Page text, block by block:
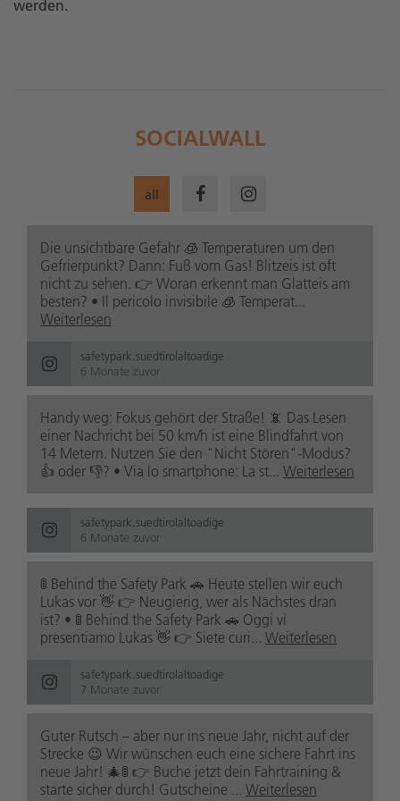
werden.
SOCIALWALL
all
Die unsichtbare Gefahr 🧊 Temperaturen um den
Gefrierpunkt? Dann: Fuß vom Gas! Blitzeis ist oft
nicht zu sehen. 👉 Woran erkennt man Glatteis am
besten? • Il pericolo invisibile 🧊 Temperat...
Weiterlesen
safetypark.suedtirolaltoadige
6 Monate zuvor
Handy weg: Fokus gehört der Straße! 📵 Das Lesen
einer Nachricht bei 50 km/h ist eine Blindfahrt von
14 Metern. Nutzen Sie den "Nicht Stören"-Modus?
👍 oder 👎? • Via lo smartphone: La st... Weiterlesen
safetypark.suedtirolaltoadige
6 Monate zuvor
🚦 Behind the Safety Park 🚗 Heute stellen wir euch
Lukas vor 👋 👉 Neugierig, wer als Nächstes dran
ist? • 🚦 Behind the Safety Park 🚗 Oggi vi
presentiamo Lukas 👋 👉 Siete curi... Weiterlesen
safetypark.suedtirolaltoadige
7 Monate zuvor
Guter Rutsch – aber nur ins neue Jahr, nicht auf der
Strecke 😉 Wir wünschen euch eine sichere Fahrt ins
neue Jahr! 🎄🚦 👉 Buche jetzt dein Fahrtraining &
starte sicher durch! Gutscheine ... Weiterlesen